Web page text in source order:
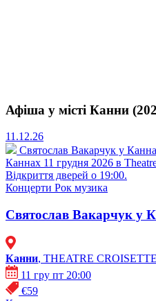
Афіша у місті Канни
11.12.26
Святослав Вакарчук у
Каннах 11 грудня 2026 в
Відкриття дверей о 19:00.
Концерти Рок музика
Святослав Вакарчук у
Канни, THEATRE
11 гру пт 20:00
€59